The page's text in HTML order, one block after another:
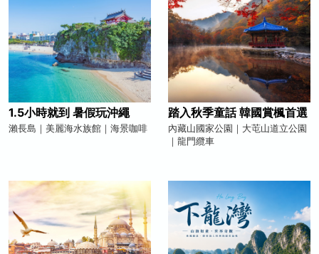
1.5小時就到 暑假玩沖繩
瀨長島｜美麗海水族館｜海景咖啡
踏入秋季童話 韓國賞楓首選
內藏山國家公園｜大芚山道立公園
｜龍門纜車